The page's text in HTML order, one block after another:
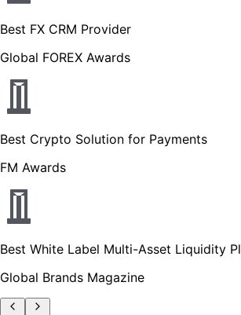
Best FX CRM Provider
Global FOREX Awards
Best Crypto Solution for Payments
FM Awards
Best White Label Multi-Asset Liquidity
Global Brands Magazine